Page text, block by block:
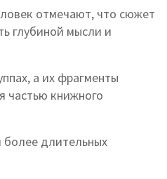
отмечают, что сюжет
глубиной мысли и
а их фрагменты
частью книжного
более длительных